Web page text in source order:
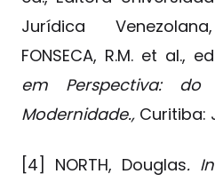
Jurídica
FONSECA, R.M. et al.,
em Perspectiva:
Modernidade., Curitiba:
[4] NORTH, Douglas.